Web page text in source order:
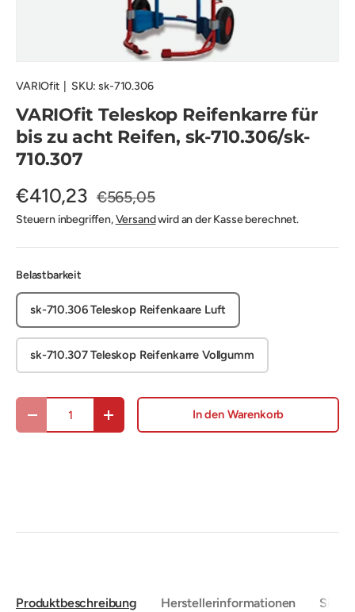
VARIOfit| SKU: sk-710.306
VARIOfit Teleskop Reifenkarre für
bis zu acht Reifen, sk-710.306/sk-
710.307
€410,23 €565,05
Steuern inbegriffen,Versandwird an der Kasse berechnet.
Belastbarkeit
sk-710.306 Teleskop Reifenkaare Luft
sk-710.307 Teleskop Reifenkarre Vollgumm
Anzahl
Menge verringernMenge erhöhen In den Warenkorb
Produktbeschreibung Herstellerinformationen